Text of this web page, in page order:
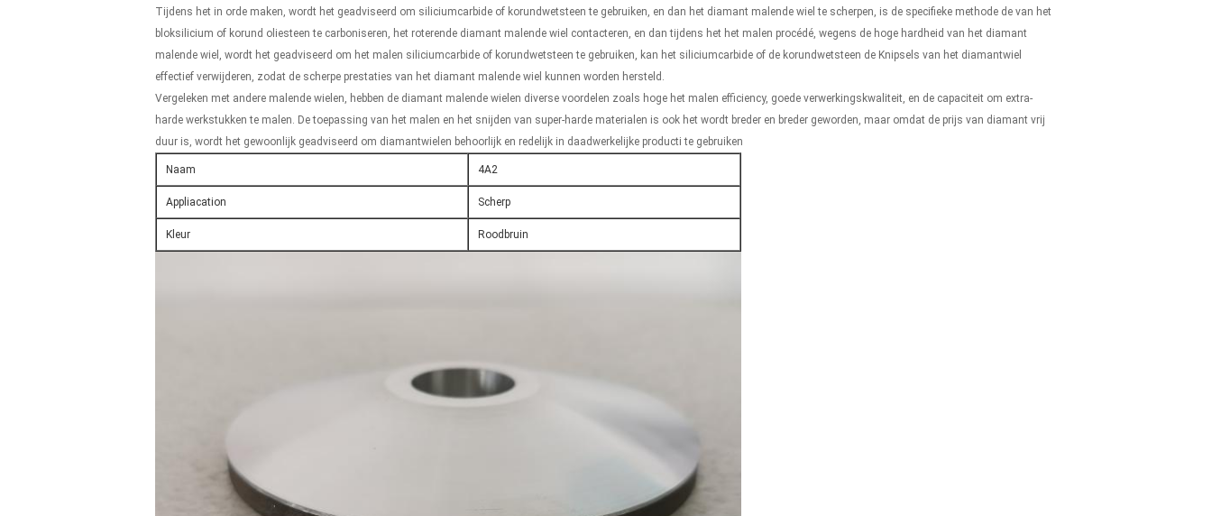
Tijdens het in orde maken, wordt het geadviseerd om siliciumcarbide of korundwetsteen te gebruiken, en dan het diamant malende wiel te scherpen, is de specifieke methode de van het
bloksilicium of korund oliesteen te carboniseren, het roterende diamant malende wiel contacteren, en dan tijdens het het malen procédé, wegens de hoge hardheid van het diamant
malende wiel, wordt het geadviseerd om het malen siliciumcarbide of korundwetsteen te gebruiken, kan het siliciumcarbide of de korundwetsteen de Knipsels van het diamantwiel
effectief verwijderen, zodat de scherpe prestaties van het diamant malende wiel kunnen worden hersteld.
Vergeleken met andere malende wielen, hebben de diamant malende wielen diverse voordelen zoals hoge het malen efficiency, goede verwerkingskwaliteit, en de capaciteit om extra-
harde werkstukken te malen. De toepassing van het malen en het snijden van super-harde materialen is ook het wordt breder en breder geworden, maar omdat de prijs van diamant vrij
duur is, wordt het gewoonlijk geadviseerd om diamantwielen behoorlijk en redelijk in daadwerkelijke producti te gebruiken
Naam 4A2
Appliacation Scherp
Kleur Roodbruin